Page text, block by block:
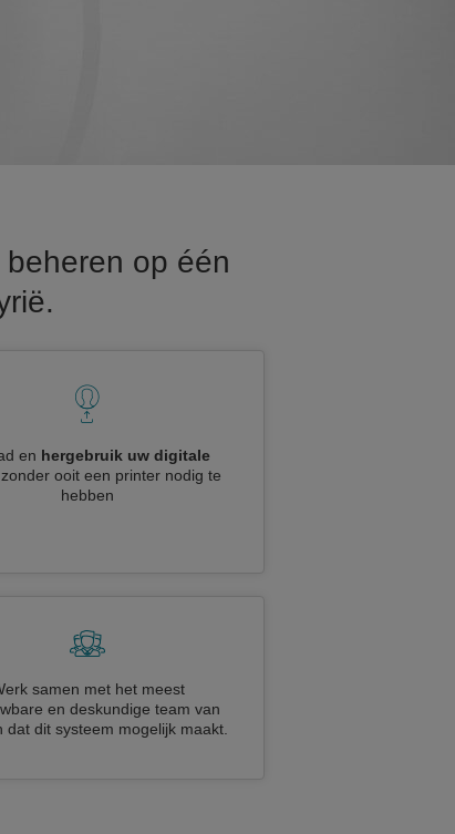
op één
en hergebruik uw digitale
zonder ooit een printer nodig te
hebben
samen met het meest
en deskundige team van
dat dit systeem mogelijk maakt.